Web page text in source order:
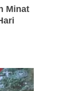
Minat